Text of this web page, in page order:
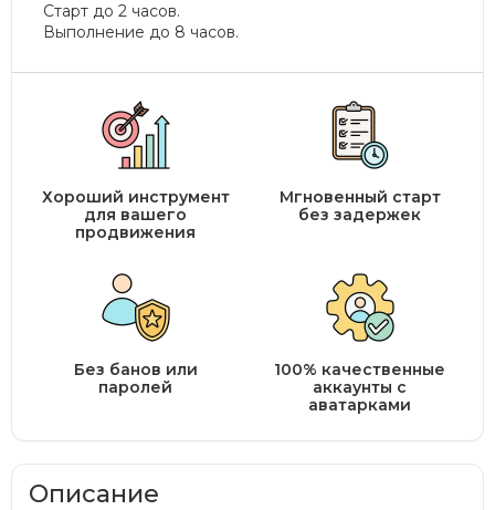
Старт до 2 часов.
Выполнение до 8 часов.
Хороший инструмент
для вашего
продвижения
Мгновенный старт
без задержек
Без банов или
паролей
100% качественные
аккаунты с
аватарками
Описание